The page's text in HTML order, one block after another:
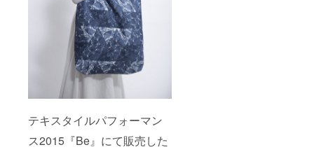
テキスタイルパフォーマン
ス2015『Be』にて販売した